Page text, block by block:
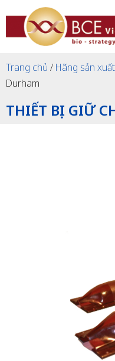
Trang chủ / Hãng sản xuất
Durham
THIẾT BỊ GIỮ